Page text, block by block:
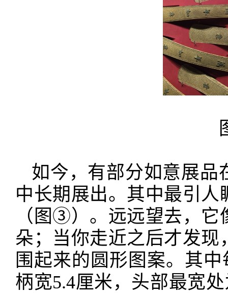
如今，有部分如意展品
中长期展出。其中最引
（图③）。远远望去，它
朵；当你走近之后才发现
围起来的圆形图案。其
柄宽5.4厘米，头部最宽